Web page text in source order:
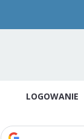
LOGOWANIE